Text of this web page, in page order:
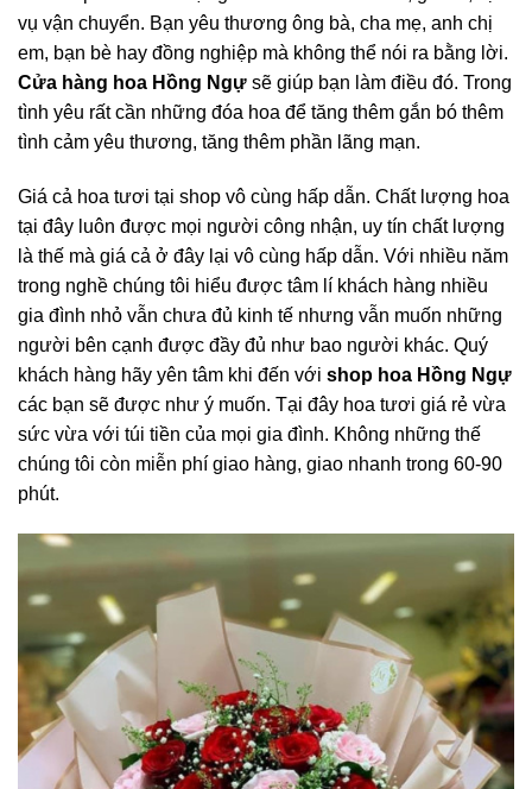
vụ vận chuyển. Bạn yêu thương ông bà, cha mẹ, anh chị
em, bạn bè hay đồng nghiệp mà không thể nói ra bằng lời.
Cửa hàng hoa Hồng Ngự sẽ giúp bạn làm điều đó. Trong
tình yêu rất cần những đóa hoa để tăng thêm gắn bó thêm
tình cảm yêu thương, tăng thêm phần lãng mạn.
Giá cả hoa tươi tại shop vô cùng hấp dẫn. Chất lượng hoa
tại đây luôn được mọi người công nhận, uy tín chất lượng
là thế mà giá cả ở đây lại vô cùng hấp dẫn. Với nhiều năm
trong nghề chúng tôi hiểu được tâm lí khách hàng nhiều
gia đình nhỏ vẫn chưa đủ kinh tế nhưng vẫn muốn những
người bên cạnh được đầy đủ như bao người khác. Quý
khách hàng hãy yên tâm khi đến với shop hoa Hồng Ngự
các bạn sẽ được như ý muốn. Tại đây hoa tươi giá rẻ vừa
sức vừa với túi tiền của mọi gia đình. Không những thế
chúng tôi còn miễn phí giao hàng, giao nhanh trong 60-90
phút.